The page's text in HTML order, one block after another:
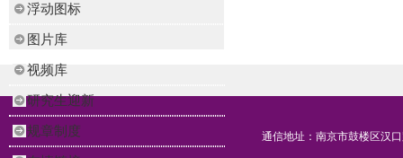
浮动图标
图片库
视频库
研究生迎新
规章制度
通信地址：南京市鼓楼区汉